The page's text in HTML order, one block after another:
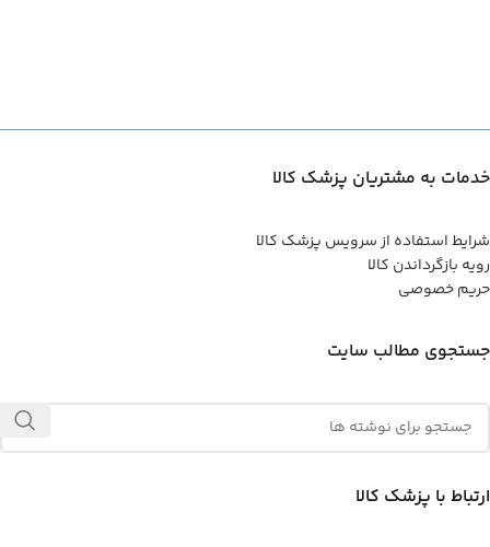
خدمات به مشتریان پزشک کالا
شرایط استفاده از سرویس پزشک کالا
رویه بازگرداندن کالا
حریم خصوصی
جستجوی مطالب سایت
ارتباط با پزشک کالا